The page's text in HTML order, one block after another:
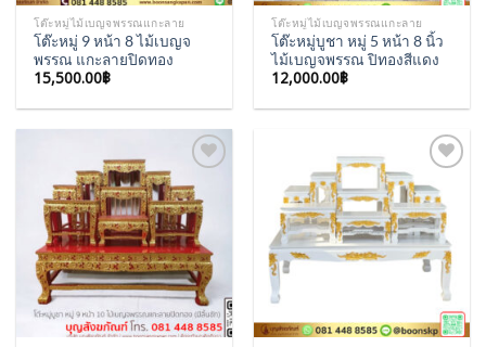
โต๊ะหมู่ไม้เบญจพรรณแกะลาย
โต๊ะหมู่ 9 หน้า 8 ไม้เบญจ
พรรณ แกะลายปิดทอง
15,500.00฿
โต๊ะหมู่ไม้เบญจพรรณแกะลาย
โต๊ะหมู่บูชา หมู่ 5 หน้า 8 นิ้ว
ไม้เบญจพรรณ ปิทองสีแดง
12,000.00฿
Add to
Wishlist
Add to
Wishlist